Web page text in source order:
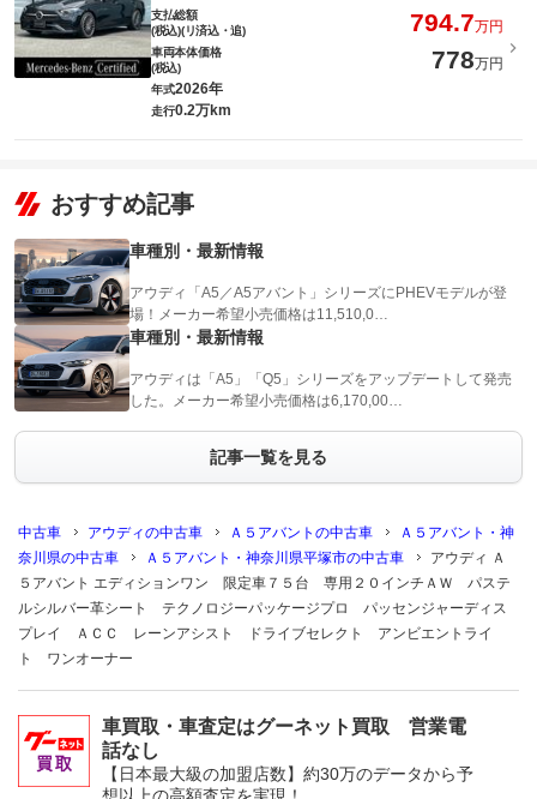
支払総額
(税込)(リ済込・追)
794.7万円
車両本体価格
(税込)
778万円
年式2026年
走行0.2万km
おすすめ記事
車種別・最新情報
アウディ「A5／A5アバント」シリーズにPHEVモデルが登
場！メーカー希望小売価格は11,510,0…
車種別・最新情報
アウディは「A5」「Q5」シリーズをアップデートして発売
した。メーカー希望小売価格は6,170,00…
記事一覧を見る
中古車 アウディの中古車 Ａ５アバントの中古車
Ａ５アバント・神
奈川県の中古車
Ａ５アバント・神奈川県平塚市の中古車
アウディ Ａ
５アバント エディションワン 限定車７５台 専用２０インチＡＷ パステ
ルシルバー革シート テクノロジーパッケージプロ パッセンジャーディス
プレイ ＡＣＣ レーンアシスト ドライブセレクト アンビエントライ
ト ワンオーナー
車買取・車査定はグーネット買取 営業電
話なし
【日本最大級の加盟店数】約30万のデータから予